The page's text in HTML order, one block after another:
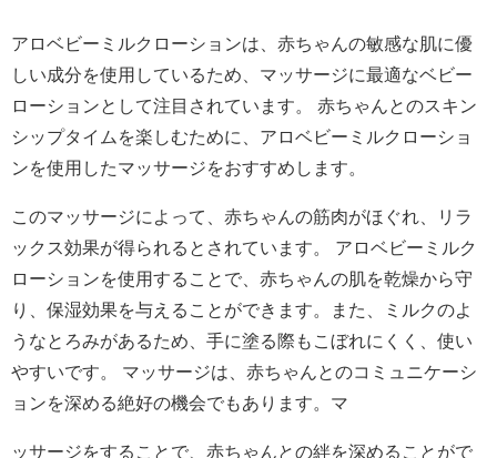
アロベビーミルクローションは、赤ちゃんの敏感な肌に優
しい成分を使用しているため、マッサージに最適なベビー
ローションとして注目されています。 赤ちゃんとのスキン
シップタイムを楽しむために、アロベビーミルクローショ
ンを使用したマッサージをおすすめします。
このマッサージによって、赤ちゃんの筋肉がほぐれ、リラ
ックス効果が得られるとされています。 アロベビーミルク
ローションを使用することで、赤ちゃんの肌を乾燥から守
り、保湿効果を与えることができます。また、ミルクのよ
うなとろみがあるため、手に塗る際もこぼれにくく、使い
やすいです。 マッサージは、赤ちゃんとのコミュニケーシ
ョンを深める絶好の機会でもあります。マ
ッサージをすることで、赤ちゃんとの絆を深めることがで